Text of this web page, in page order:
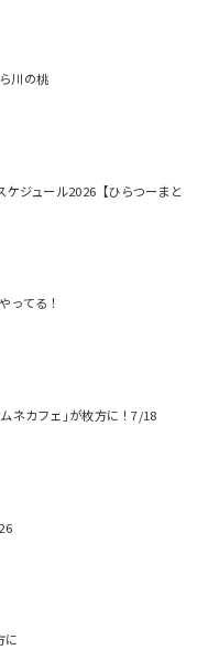
川の桃
ケジュール2026【ひらつーまと
ってる！
ネカフェ｣が枚方に！7/18
に